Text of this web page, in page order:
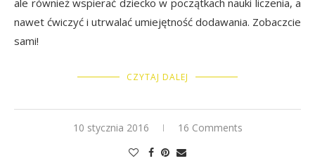
ale również wspierać dziecko w początkach nauki liczenia, a
nawet ćwiczyć i utrwalać umiejętność dodawania. Zobaczcie
sami!
CZYTAJ DALEJ
10 stycznia 2016 16 Comments